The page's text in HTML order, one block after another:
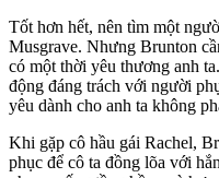
Tốt hơn hết, nên tìm một
Musgrave. Nhưng Brunton
có một thời yêu thương anh
động đáng trách với người
yêu dành cho anh ta không
Khi gặp cô hầu gái Rachel,
phục để cô ta đồng lõa với